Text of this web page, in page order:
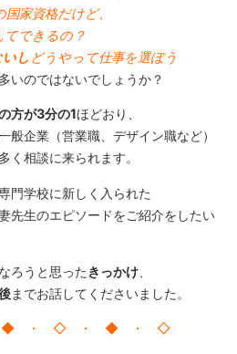
家資格だけど、
てできるの？
し どうやって仕事を選ぼう
いのではないでしょうか？
方が3分の1ほどおり、
般企業（営業職、デザイン職など）
く相談に来られます。
門学校に新しく入られた
先生のエピソードをご紹介をしたい
ろうと思った きっかけ、
までお話してくださいました。
・ ◇ ・ ◆ ・ ◇